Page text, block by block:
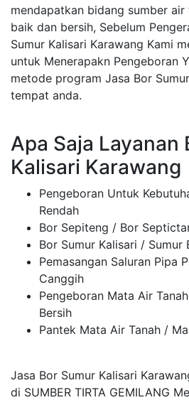
mendapatkan bidang sumber air
baik dan bersih, Sebelum
Sumur Kalisari Karawang Kami
untuk Menerapakn Pengeboran
metode program Jasa Bor
tempat anda.
Apa Saja Layanan
Kalisari Karawang
Pengeboran Untuk
Rendah
Bor Sepiteng / Bor
Bor Sumur Kalisari / Sumur
Pemasangan Saluran Pipa
Canggih
Pengeboran Mata Air
Bersih
Pantek Mata Air Tanah /
Jasa Bor Sumur Kalisari
di SUMBER TIRTA GEMILANG